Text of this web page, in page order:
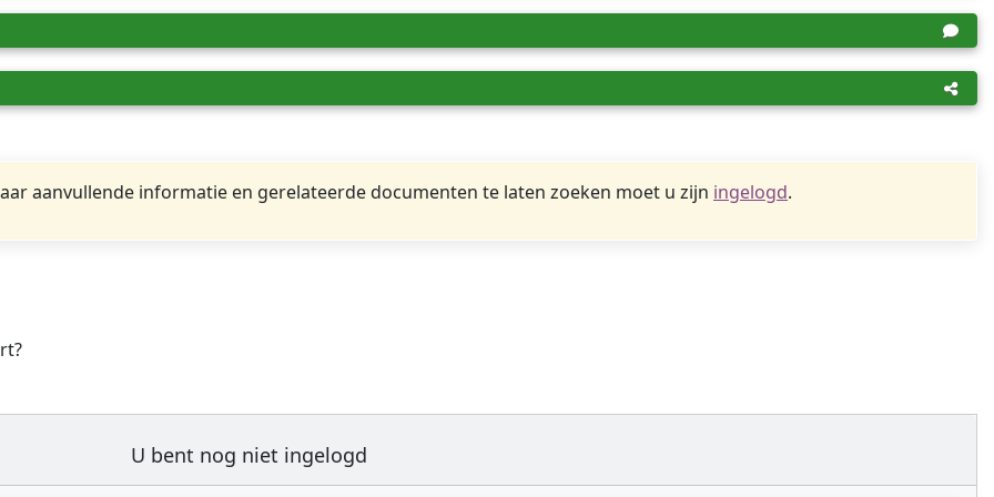
aanvullende informatie en gerelateerde documenten te laten zoeken moet u zijn ingelogd.
U bent nog niet ingelogd